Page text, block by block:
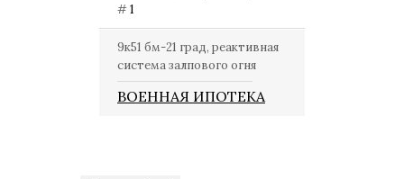
#1
9к51 бм-21 град, реактивная
система залпового огня
ВОЕННАЯ ИПОТЕКА